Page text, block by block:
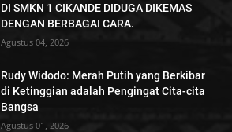
DI SMKN 1 CIKANDE DIDUGA DIKEMAS
DENGAN BERBAGAI CARA.
Agustus 04, 2026
Rudy Widodo: Merah Putih yang Berkibar
di Ketinggian adalah Pengingat Cita-cita
Bangsa
Agustus 01, 2026